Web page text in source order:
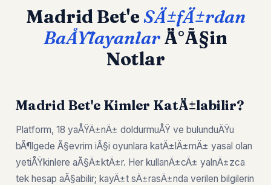
Madrid Bet'eSÄ±fÄ±rdan
BaÅŸlayanlarÄ°Ã§in
Notlar
Madrid Bet'e Kimler KatÄ±labilir?
Platform, 18 yaÅŸÄ±nÄ± doldurmuÅŸ ve bulunduÄŸu
bÃ¶lgede Ã§evrim iÃ§i oyunlara katÄ±lÄ±mÄ± yasal olan
yetiÅŸkinlere aÃ§Ä±ktÄ±r. Her kullanÄ±cÄ± yalnÄ±zca
tek hesap aÃ§abilir; kayÄ±t sÄ±rasÄ±nda verilen bilgilerin